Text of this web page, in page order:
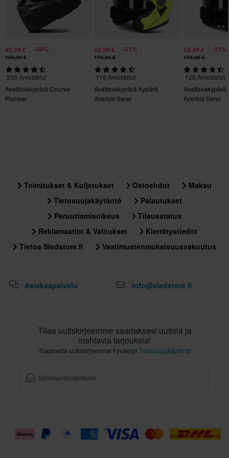
295 x 365 x 280 mm
290 x 365 x 285 mm
290 x 365 x 280 mm
295 x 365 x 280 mm
Sertifiointistandardi
ECE 22.06
80,99 € -49%
159,99 €
203 Arvostelut
Avattavakypärä Course
Pioneer
88,99 € -51%
179,96 €
116 Arvostelut
Avattavakypärä Kypärä
Acerbis Serel
88,99 € -51%
179,96 €
126 Arvostelut
Avattavakypärä
Acerbis Serel
Toimitukset & Kuljetukset Ostoehdot
Maksu
Tietosuojakäytäntö
Palautukset
Peruuttamisoikeus
Tilausstatus
Reklamaatiot & Valitukset
Kierrätystiedot
Tietoa Sledstore.fi
Vaatimustenmukaisuusvakuutus
Asiakaspalvelu info@sledstore.fi
Tilaa uutiskirjeemme saadaksesi uutisia ja
mahtavia tarjouksia!
Tilaamalla uutiskirjeemme hyväksytTietosuojakäytäntö